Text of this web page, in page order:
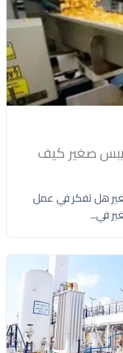
صغير كيف
هل تفكر في عمل
في...